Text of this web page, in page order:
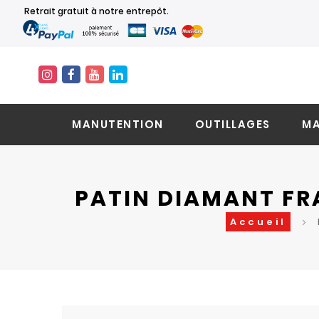
Retrait gratuit à notre entrepôt.
MANUTENTION OUTILLAGES
PATIN DIAMANT
Accueil